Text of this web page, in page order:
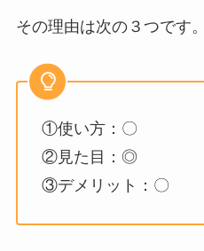
その理由は次の３つです。
①使い方：〇
②見た目：◎
③デメリット：〇